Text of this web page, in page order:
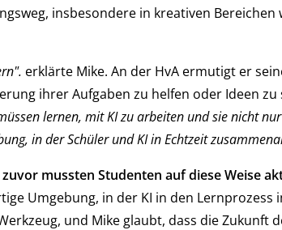
insbesondere in kreativen Bereichen
erklärte Mike. An der HvA ermutigt er
ihrer Aufgaben zu helfen oder Ideen
lernen, mit KI zu arbeiten und sie nicht
in der Schüler und KI in Echtzeit
zuvor mussten Studenten auf diese Weise
Umgebung, in der KI in den Lernprozess
und Mike glaubt, dass die Zukunft